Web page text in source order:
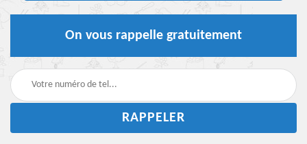
On vous rappelle gratuitement